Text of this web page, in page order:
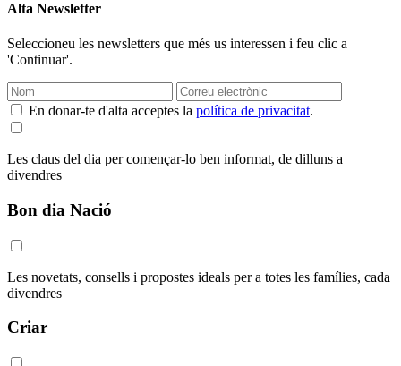
Alta Newsletter
Seleccioneu les newsletters que més us interessen i feu clic a
'Continuar'.
En donar-te d'alta acceptes la política de privacitat.
Les claus del dia per començar-lo ben informat, de dilluns a
divendres
Bon dia Nació
Les novetats, consells i propostes ideals per a totes les famílies, cada
divendres
Criar